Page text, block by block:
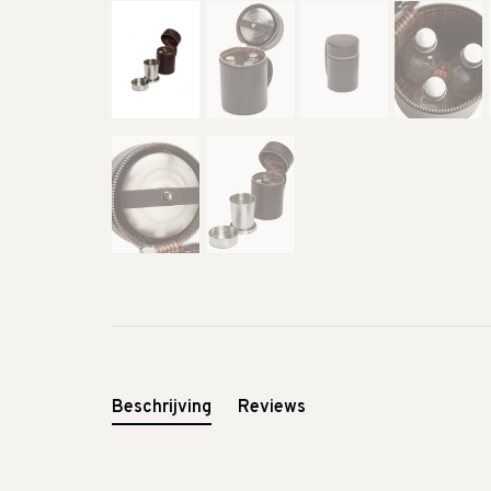
Beschrijving Reviews